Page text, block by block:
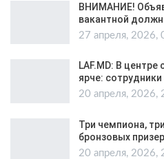
ВНИМАНИЕ!
вакантной
27 апреля, 2026,
LAF.MD: В
ярче:
20 апреля, 2026,
Три чемпиона,
бронзовых
20 апреля, 2026,